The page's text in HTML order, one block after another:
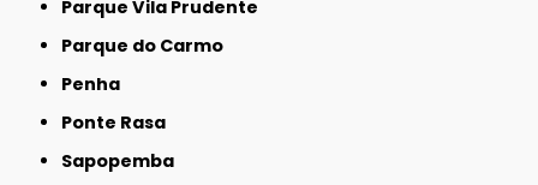
Parque Vila Prudente
Parque do Carmo
Penha
Ponte Rasa
Sapopemba